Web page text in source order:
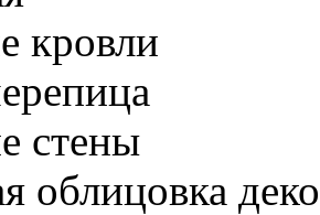
кровли
стены
облицовка